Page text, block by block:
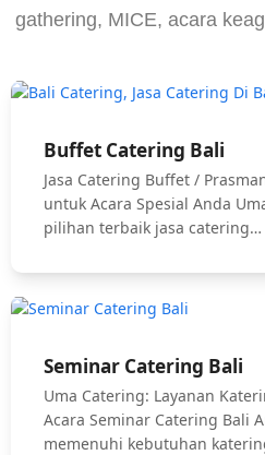
gathering, MICE, acara
Buffet Catering Bali
Jasa Catering Buffet /
untuk Acara Spesial Anda
pilihan terbaik jasa catering…
Seminar Catering Bali
Uma Catering: Layanan
Acara Seminar Catering Bali
memenuhi kebutuhan